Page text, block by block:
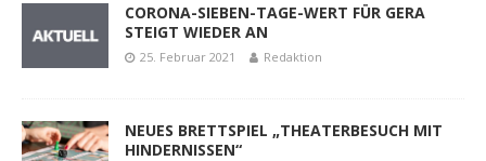
CORONA-SIEBEN-TAGE-WERT FÜR GERA
STEIGT WIEDER AN
25. Februar 2021 Redaktion
NEUES BRETTSPIEL „THEATERBESUCH MIT
HINDERNISSEN“